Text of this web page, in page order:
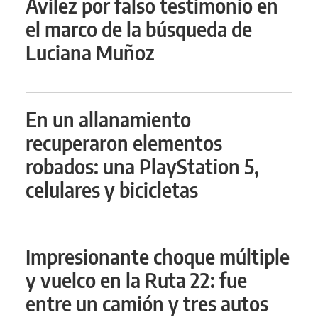
Avilez por falso testimonio en
el marco de la búsqueda de
Luciana Muñoz
En un allanamiento
recuperaron elementos
robados: una PlayStation 5,
celulares y bicicletas
Impresionante choque múltiple
y vuelco en la Ruta 22: fue
entre un camión y tres autos